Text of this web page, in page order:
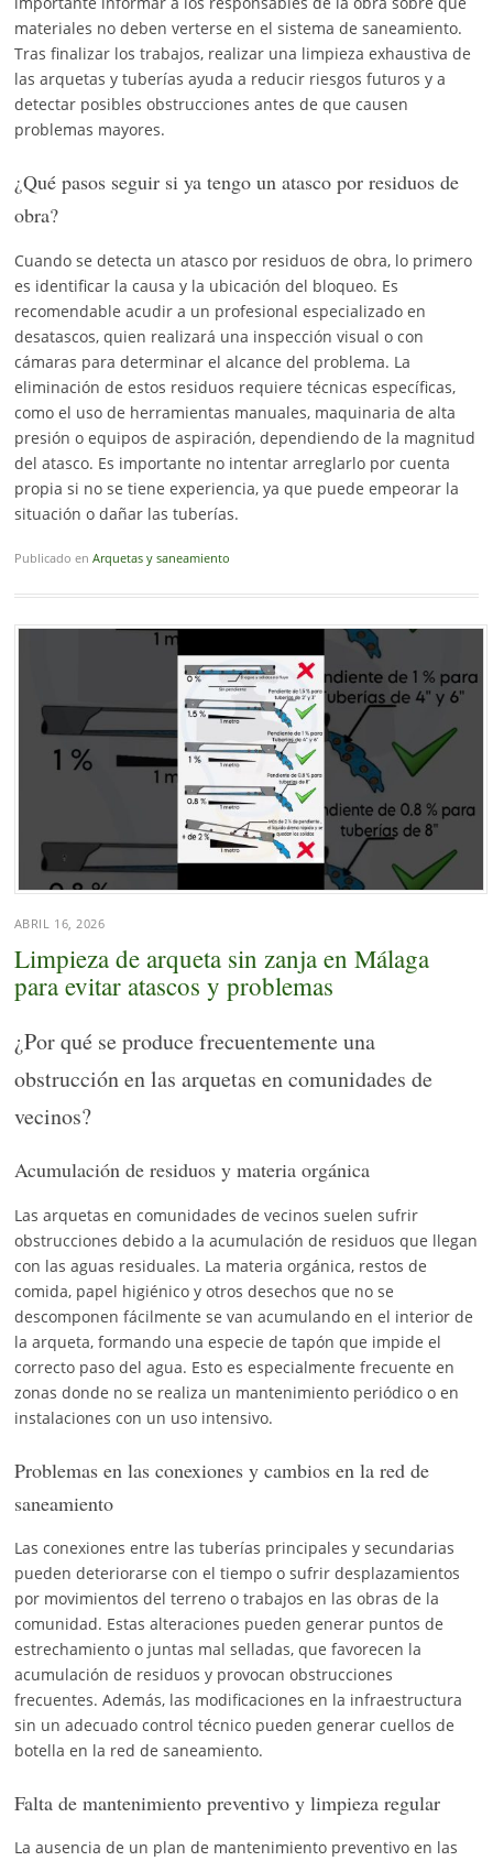
materiales no deben verterse en el sistema de saneamiento.
Tras finalizar los trabajos, realizar una limpieza exhaustiva de
las arquetas y tuberías ayuda a reducir riesgos futuros y a
detectar posibles obstrucciones antes de que causen
problemas mayores.
¿Qué pasos seguir si ya tengo un atasco por residuos de
obra?
Cuando se detecta un atasco por residuos de obra, lo primero
es identificar la causa y la ubicación del bloqueo. Es
recomendable acudir a un profesional especializado en
desatascos, quien realizará una inspección visual o con
cámaras para determinar el alcance del problema. La
eliminación de estos residuos requiere técnicas específicas,
como el uso de herramientas manuales, maquinaria de alta
presión o equipos de aspiración, dependiendo de la magnitud
del atasco. Es importante no intentar arreglarlo por cuenta
propia si no se tiene experiencia, ya que puede empeorar la
situación o dañar las tuberías.
Publicado en Arquetas y saneamiento
ABRIL 16, 2026
Limpieza de arqueta sin zanja en Málaga
para evitar atascos y problemas
¿Por qué se produce frecuentemente una
obstrucción en las arquetas en comunidades de
vecinos?
Acumulación de residuos y materia orgánica
Las arquetas en comunidades de vecinos suelen sufrir
obstrucciones debido a la acumulación de residuos que llegan
con las aguas residuales. La materia orgánica, restos de
comida, papel higiénico y otros desechos que no se
descomponen fácilmente se van acumulando en el interior de
la arqueta, formando una especie de tapón que impide el
correcto paso del agua. Esto es especialmente frecuente en
zonas donde no se realiza un mantenimiento periódico o en
instalaciones con un uso intensivo.
Problemas en las conexiones y cambios en la red de
saneamiento
Las conexiones entre las tuberías principales y secundarias
pueden deteriorarse con el tiempo o sufrir desplazamientos
por movimientos del terreno o trabajos en las obras de la
comunidad. Estas alteraciones pueden generar puntos de
estrechamiento o juntas mal selladas, que favorecen la
acumulación de residuos y provocan obstrucciones
frecuentes. Además, las modificaciones en la infraestructura
sin un adecuado control técnico pueden generar cuellos de
botella en la red de saneamiento.
Falta de mantenimiento preventivo y limpieza regular
La ausencia de un plan de mantenimiento preventivo en las